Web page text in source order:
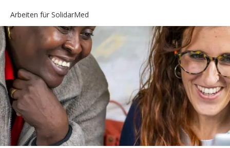
Arbeiten für SolidarMed